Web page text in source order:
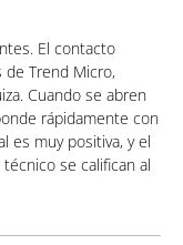
El contacto
Trend Micro,
Cuando se abren
rápidamente con
es muy positiva, y el
se califican al